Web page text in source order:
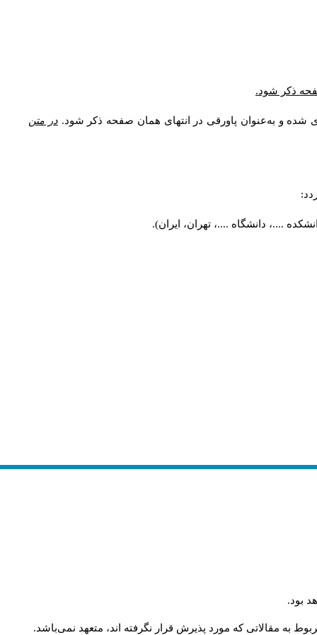
ذکر شود.
شده و به‌عنوان پاورقی در انتهای همان صفحه ذکر شود. در متن
....، دانشگاه ....، تهران، ایران).
بود.
به مقالاتی که مورد پذیرش قرار نگرفته اند، متعهد نمی‌باشد.